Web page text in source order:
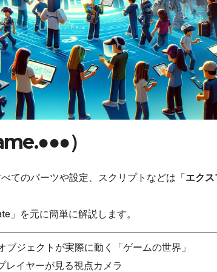
）
てのパーツや設定、スクリプトなどは「エク
」を元に簡単に解説します。
ブジェクトが実際に動く「ゲームの世界」
レイヤーが見る視点カメラ